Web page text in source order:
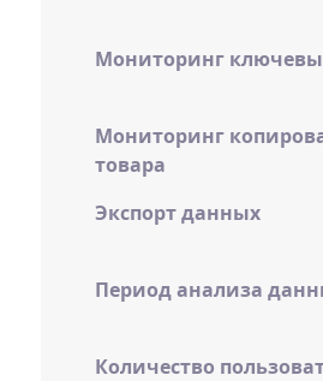
Мониторинг
Мониторинг
товара
Экспорт данных
Период анализа
Количество